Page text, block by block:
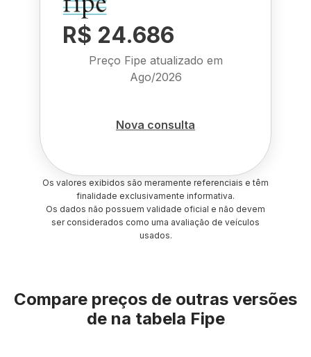
R$ 24.686
Preço Fipe atualizado em
Ago/2026
Nova consulta
Os valores exibidos são meramente referenciais e têm
finalidade exclusivamente informativa.
Os dados não possuem validade oficial e não devem
ser considerados como uma avaliação de veículos
usados.
Compare preços de outras versões
de na tabela Fipe